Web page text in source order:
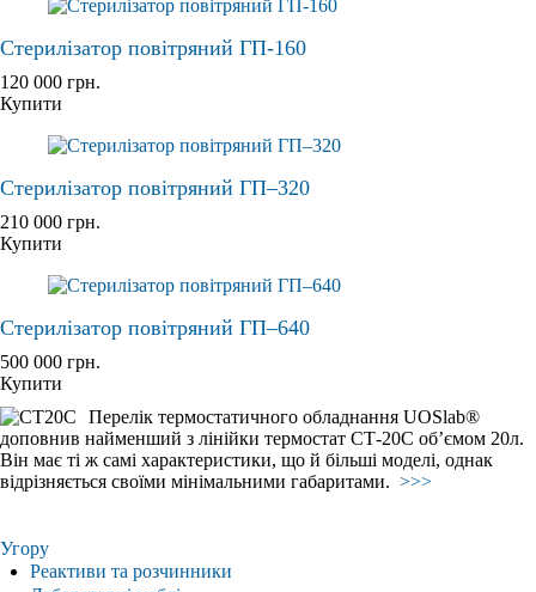
Стерилізатор повітряний ГП-160
120 000 грн.
Купити
Стерилізатор повітряний ГП–320
210 000 грн.
Купити
Стерилізатор повітряний ГП–640
500 000 грн.
Купити
Перелік термостатичного обладнання UOSlab®
доповнив найменший з лінійки термостат СТ-20С об’ємом 20л.
Він має ті ж самі характеристики, що й більші моделі, однак
відрізняється своїми мінімальними габаритами. >>>
Угору
Реактиви та розчинники